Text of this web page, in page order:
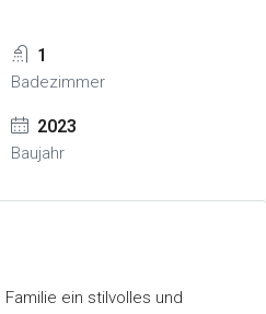
1
Badezimmer
2023
Baujahr
ein stilvolles und